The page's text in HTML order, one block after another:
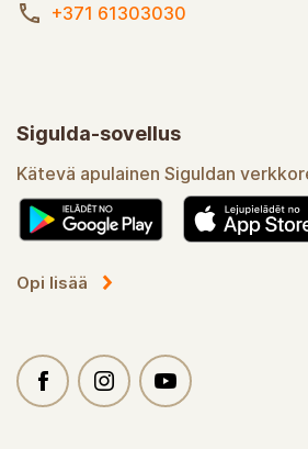
+371 61303030
Sigulda-sovellus
Kätevä apulainen Siguldan
Opi lisää